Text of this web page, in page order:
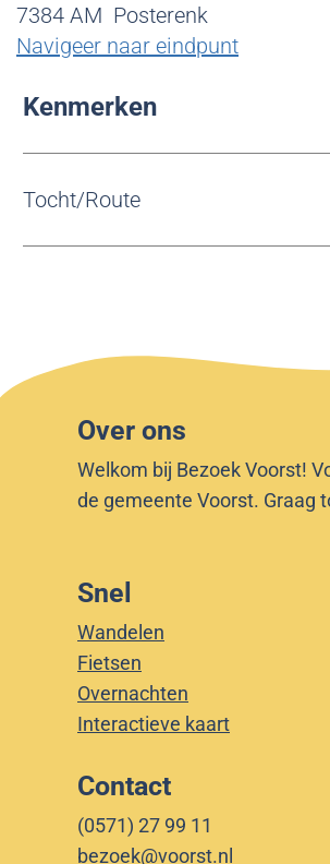
l
p
7384 AM Posterenk
Navigeer naar eindpunt
e
n
Kenmerken
Tocht/Route
Over ons
Welkom bij Bezoek Voorst!
de gemeente Voorst. Graag
Snel
Wandelen
Fietsen
Overnachten
Interactieve kaart
Contact
(0571) 27 99 11
bezoek@voorst.nl